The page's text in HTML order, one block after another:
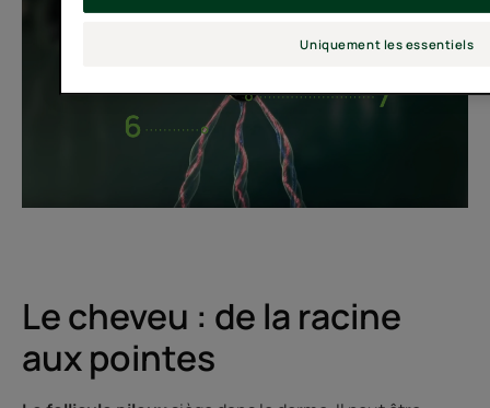
Le cheveu : de la racine
aux pointes
Uniquement les essentiels